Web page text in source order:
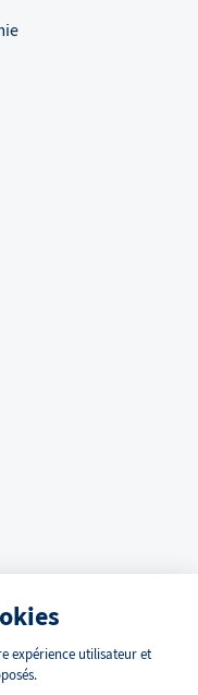
expérience utilisateur et